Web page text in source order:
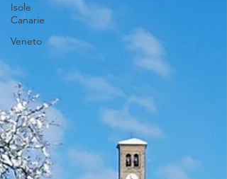
Isole
Canarie
Veneto